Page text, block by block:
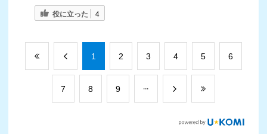
役に立った 4
​1 ​2 ​3 ​4 ​5 ​6
​7 ​8 ​9